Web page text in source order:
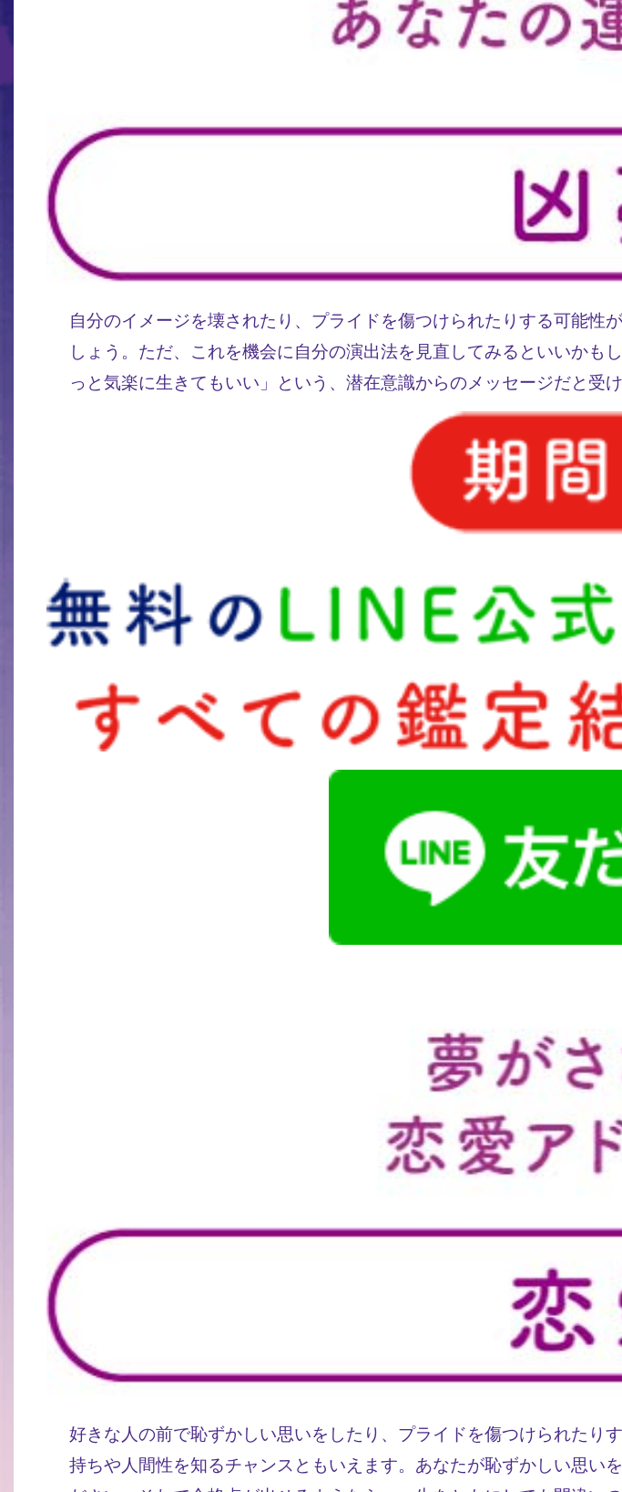
自分のイメージを壊されたり、プライドを傷つけられたりする可能
しょう。ただ、これを機会に自分の演出法を見直してみるといいか
っと気楽に生きてもいい」という、潜在意識からのメッセージだと受
好きな人の前で恥ずかしい思いをしたり、プライドを傷つけられたり
持ちや人間性を知るチャンスともいえます。あなたが恥ずかしい思い